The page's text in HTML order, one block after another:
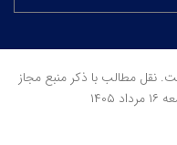
نقل مطالب با ذکر منبع مجاز